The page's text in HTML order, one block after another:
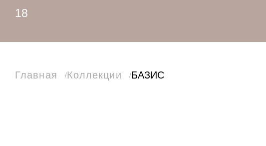
18
Главная Коллекции БАЗИС